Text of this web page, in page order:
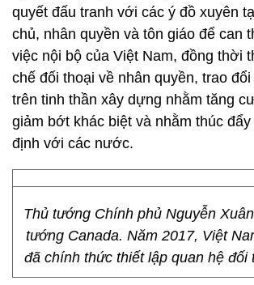
quyết đấu tranh với các ý đồ xuyên
chủ, nhân quyền và tôn giáo để can
việc nội bộ của Việt Nam, đồng thời
chế đối thoại về nhân quyền, trao
trên tinh thần xây dựng nhằm tăng
giảm bớt khác biệt và nhằm thúc
định với các nước.
Thủ tướng Chính phủ Nguyễn
tướng Canada. Năm 2017, Việt
đã chính thức thiết lập quan hệ đối